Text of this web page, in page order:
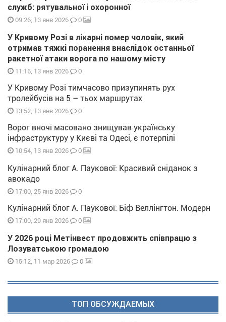
служб: рятувальної і охоронної
09:26, 13 янв 2026 0
У Кривому Розі в лікарні помер чоловік, який
отримав тяжкі поранення внаслідок останньої
ракетної атаки ворога по нашому місту
11:16, 13 янв 2026 0
У Кривому Розі тимчасово призупинять рух
тролейбусів на 5 – тьох маршрутах
13:52, 13 янв 2026 0
Ворог вночі масовано знищував українську
інфраструктуру у Києві та Одесі, є потерпілі
10:54, 13 янв 2026 0
Кулінарний блог А. Паукової: Красивий сніданок з
авокадо
17:00, 25 янв 2026 0
Кулінарний блог А. Паукової: Біф Веллінгтон. Модерн
17:00, 29 янв 2026 0
У 2026 році Метінвест продовжить співпрацю з
Лозуватською громадою
15:12, 11 мар 2026 0
ТОП ОБСУЖДАЕМЫХ